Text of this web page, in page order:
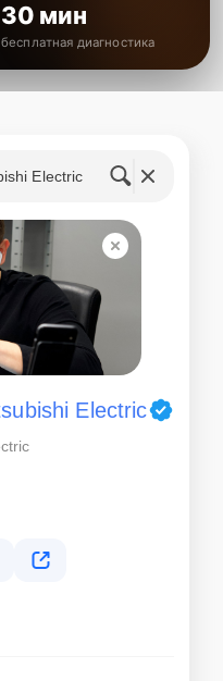
30 мин
бесплатная диагностика
Electric
Electric